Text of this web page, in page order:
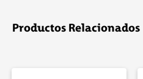
Productos Relacionados